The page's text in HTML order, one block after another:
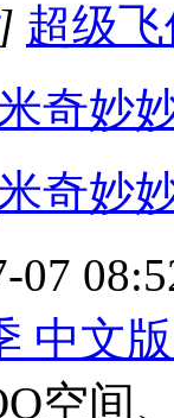
超级
奇妙
奇妙
07
中文
空间